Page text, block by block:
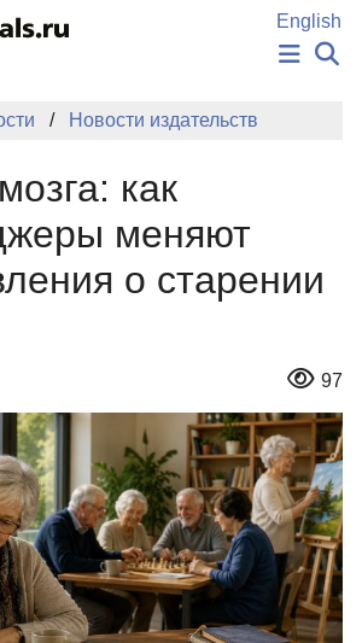
содержанию
English
НОВОСТИ
ПОДАТЬ РУКОПИСЬ
СЛОВА
Вход
Новости издательств
как
меняют
о старении
97